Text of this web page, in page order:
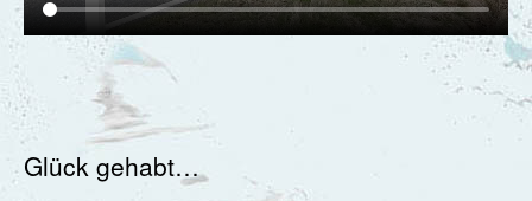
Glück gehabt…